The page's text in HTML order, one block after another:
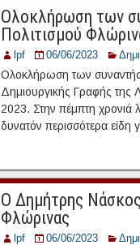
Ολοκλήρωση των
Πολιτισμού
lpf 06/06/2023
Ολοκλήρωση των
Δημιουργικής Γραφής της
2023. Στην πέμπτη χρονιά
δυνατόν περισσότερα
Ο Δημήτρης
Φλώρινας
lpf 06/06/2023